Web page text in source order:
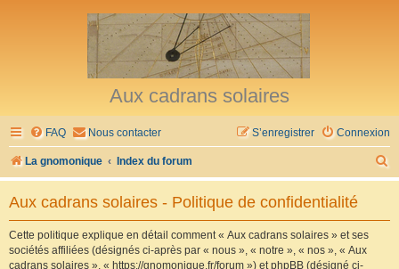
Aux cadrans solaires
FAQ Nous contacter Connexion
S’enregistrer
La gnomonique Index du forum
e
Aux cadrans solaires - Politique de confidentialité
Cette politique explique en détail comment « Aux cadrans solaires » et ses
sociétés affiliées (désignés ci-après par « nous », « notre », « nos », « Aux
cadrans solaires », « https://gnomonique.fr/forum ») et phpBB (désigné ci-